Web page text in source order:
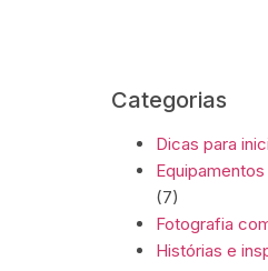
Categorias
Dicas para
(7)
Fotografia
Histórias e